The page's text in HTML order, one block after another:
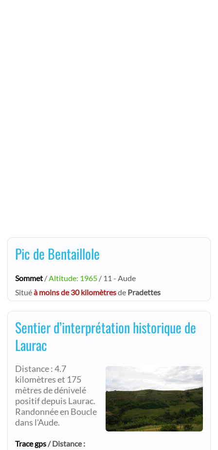
Pic de Bentaillole
Sommet /Altitude: 1965 / 11 - Aude
Situéà moins de 30 kilomètresde Pradettes
Sentier d’interprétation historique de
Laurac
Distance : 4.7
kilomètres et 175
mètres de dénivelé
positif depuis Laurac.
Randonnée en Boucle
dans l'Aude.
Trace gps/ Distance :